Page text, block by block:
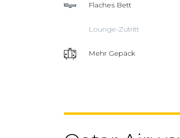
Flaches Bett
Lounge-Zutritt
Mehr Gepäck